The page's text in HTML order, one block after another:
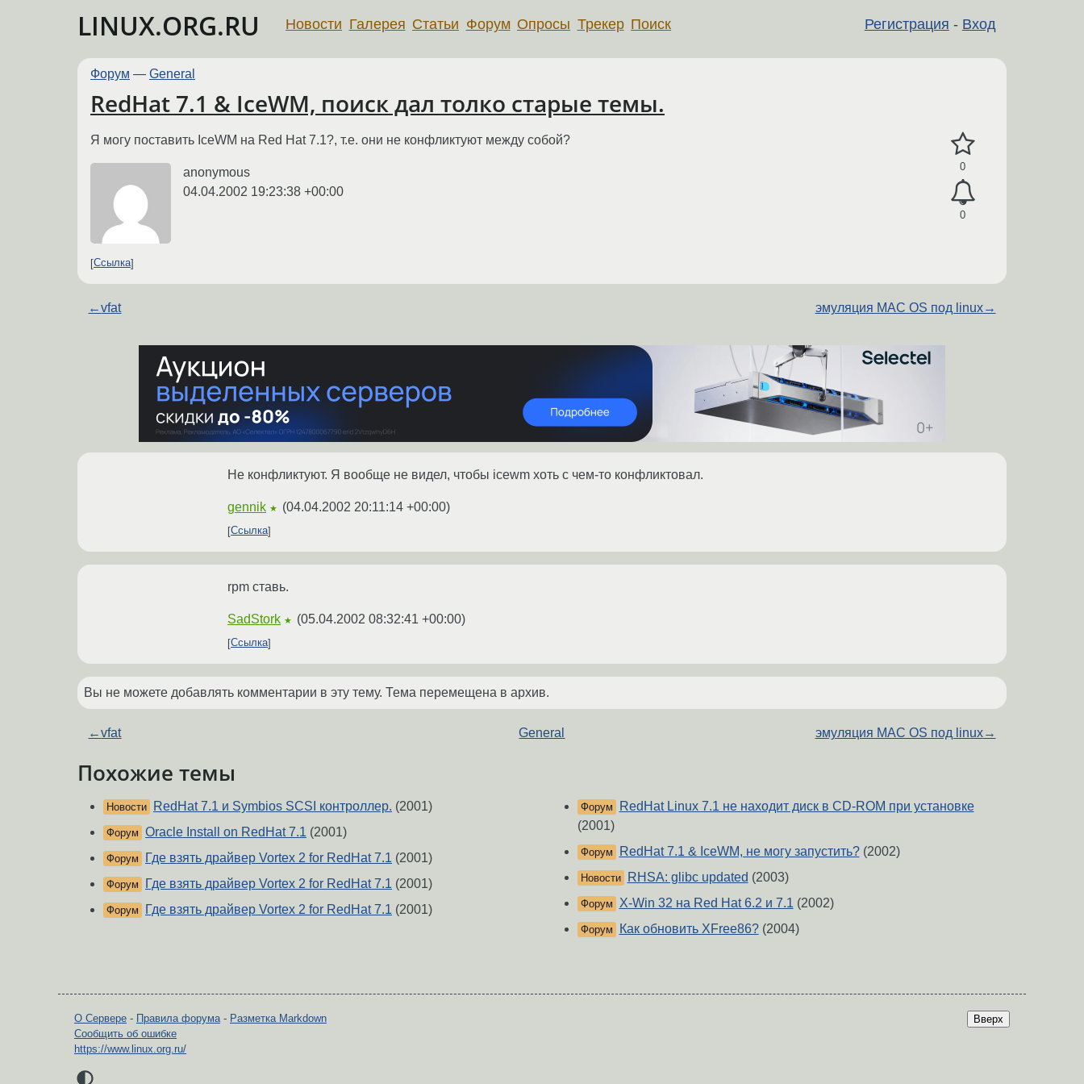
LINUX.ORG.RU Регистрация - Вход
Новости Галерея Статьи Форум Опросы Трекер Поиск
Форум — General
RedHat 7.1 & IceWM, поиск дал толко старые темы.
0
0
Я могу поставить IceWM на Red Hat 7.1?, т.е. они не конфликтуют между собой?
anonymous
04.04.2002 19:23:38 +00:00
Ссылка
←vfat эмуляция MAC OS под linux→
Не конфликтуют. Я вообще не видел, чтобы icewm хоть с чем-то конфликтовал.
gennik ★ (04.04.2002 20:11:14 +00:00)
Ссылка
rpm ставь.
SadStork ★ (05.04.2002 08:32:41 +00:00)
Ссылка
Вы не можете добавлять комментарии в эту тему. Тема перемещена в архив.
←vfat General эмуляция MAC OS под linux→
Похожие темы
Новости RedHat 7.1 и Symbios SCSI контроллер. (2001)
Форум Oracle Install on RedHat 7.1 (2001)
Форум Где взять драйвер Vortex 2 for RedHat 7.1 (2001)
Форум Где взять драйвер Vortex 2 for RedHat 7.1 (2001)
Форум Где взять драйвер Vortex 2 for RedHat 7.1 (2001)
Форум
RedHat Linux 7.1 не находит диск в CD-ROM при установке
(2001)
Форум RedHat 7.1 & IceWM, не могу запустить?(2002)
Новости RHSA: glibc updated (2003)
Форум X-Win 32 на Red Hat 6.2 и 7.1 (2002)
Форум Как обновить XFree86?(2004)
Вверх
О Сервере - Правила форума- Разметка Markdown
Сообщить об ошибке
https://www.linux.org.ru/